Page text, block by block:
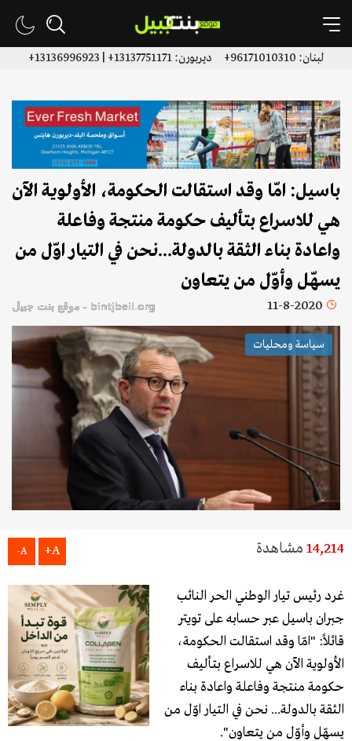
لبنان: 96171010310+ ديربورن: 13137751171+ | 13136996923+
باسيل: امّا وقد استقالت الحكومة، الأولوية الآن
هي للاسراع بتأليف حكومة منتجة وفاعلة
واعادة بناء الثقة بالدولة...نحن في التيار اوّل من
يسهّل وأوّل من يتعاون
11-8-2020 bintjbeil.org - موقع بنت جبيل
سياسة ومحليات
14,214 مشاهدة A+
A-
غرد رئيس تيار الوطني الحر النائب
جبران باسيل عبر حسابه على تويتر
قائلاً: "امّا وقد استقالت الحكومة،
الأولوية الآن هي للاسراع بتأليف
حكومة منتجة وفاعلة واعادة بناء
الثقة بالدولة... نحن في التيار اوّل من
يسهّل وأوّل من يتعاون".